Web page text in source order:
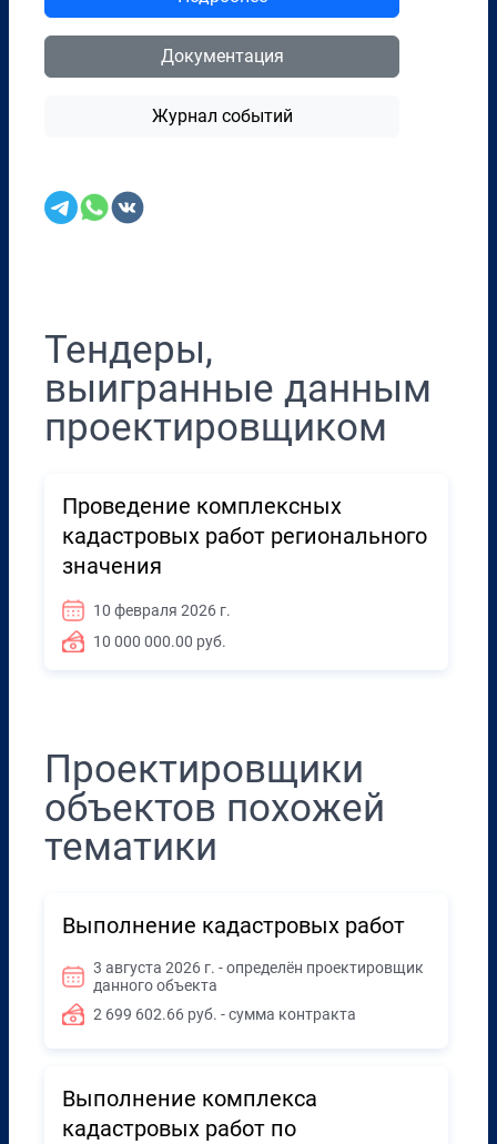
Документация
Журнал событий
Тендеры,
выигранные данным
проектировщиком
Проведение комплексных
кадастровых работ регионального
значения
10 февраля 2026 г.
10 000 000.00 руб.
Проектировщики
объектов похожей
тематики
Выполнение кадастровых работ
3 августа 2026 г. - определён проектировщик
данного объекта
2 699 602.66 руб. - сумма контракта
Выполнение комплекса
кадастровых работ по